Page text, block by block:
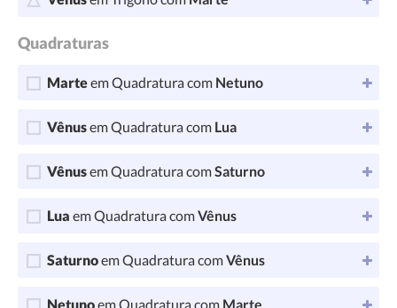
Quadraturas
Marteem Quadratura com Netuno
Vênusem Quadratura com Lua
Vênusem Quadratura comSaturno
Lua em Quadratura comVênus
Saturnoem Quadratura comVênus
Netunoem Quadratura com Marte